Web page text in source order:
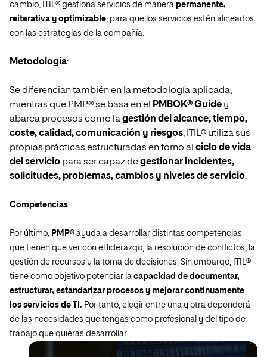
cambio, ITIL® gestiona servicios de manera permanente,
reiterativa y optimizable, para que los servicios estén alineados
con las estrategias de la compañía.
Metodología:
Se diferencian también en la metodología aplicada,
mientras que PMP® se basa en el
PMBOK® Guide y
abarca procesos como lagestión del alcance, tiempo,
coste, calidad, comunicación y riesgos; ITIL® utiliza sus
propias prácticas estructuradas en torno al ciclo de vida
del servicio para ser capaz degestionar incidentes,
solicitudes, problemas, cambios y niveles de servicio.
Competencias:
Por último, PMP® ayuda a desarrollar distintas competencias
que tienen que ver con el liderazgo, la resolución de conflictos, la
gestión de recursos y la toma de decisiones. Sin embargo, ITIL®
tiene como objetivo potenciar la capacidad de documentar,
estructurar, estandarizar procesos y mejorar continuamente
los servicios de TI. Por tanto, elegir entre una y otra dependerá
de las necesidades que tengas como profesional y del tipo de
trabajo que quieras desarrollar.